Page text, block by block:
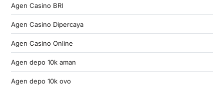
Agen Casino BRI
Agen Casino Dipercaya
Agen Casino Online
Agen depo 10k aman
Agen depo 10k ovo